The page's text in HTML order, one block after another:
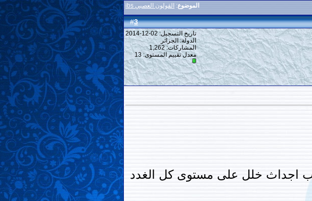
الموضوع: القولون العصبي ibs
#
3
تاريخ التسجيل: 02-12-2014
الدولة: الجزائر
المشاركات: 1,262
معدل تقييم المستوى: 13
اجداث خلل على مستوى كل الغدد